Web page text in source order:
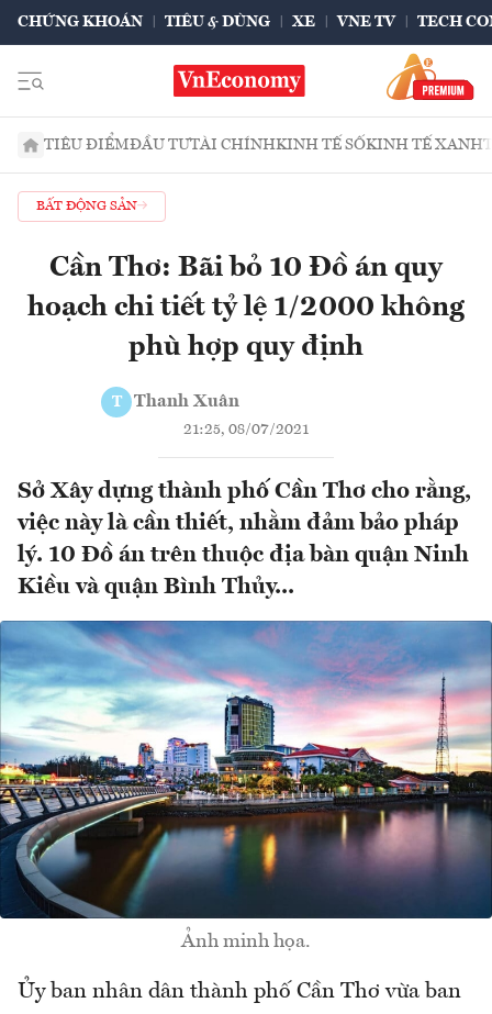
CHỨNG KHOÁN TIÊU & DÙNG XE VNE TV TECH
TIÊU ĐIỂMĐẦU TƯTÀI CHÍNHKINH TẾ SỐKINH TẾ XANH
BẤT ĐỘNG SẢN
Cần Thơ: Bãi bỏ 10 Đồ án quy
hoạch chi tiết tỷ lệ 1/2000 không
phù hợp quy định
T Thanh Xuân
21:25, 08/07/2021
Sở Xây dựng thành phố Cần Thơ cho rằng,
việc này là cần thiết, nhằm đảm bảo pháp
lý. 10 Đồ án trên thuộc địa bàn quận Ninh
Kiều và quận Bình Thủy...
Ảnh minh họa.
Ủy ban nhân dân thành phố Cần Thơ vừa ban